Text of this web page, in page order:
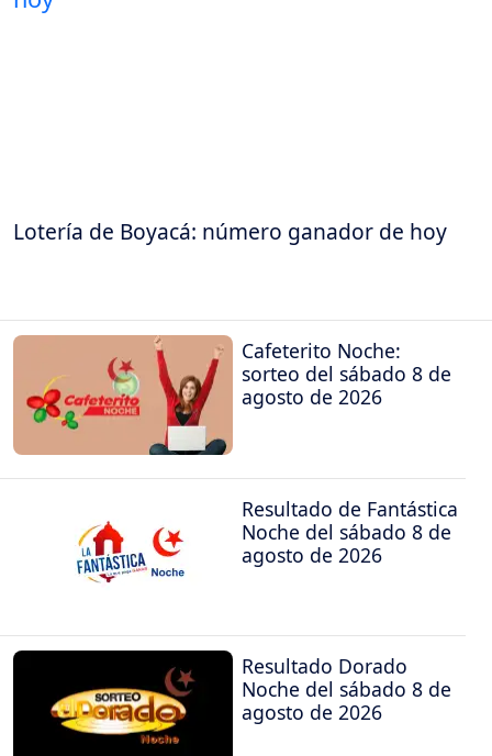
Lotería de Boyacá: número ganador de hoy
Cafeterito Noche:
sorteo del sábado 8 de
agosto de 2026
Resultado de Fantástica
Noche del sábado 8 de
agosto de 2026
Resultado Dorado
Noche del sábado 8 de
agosto de 2026